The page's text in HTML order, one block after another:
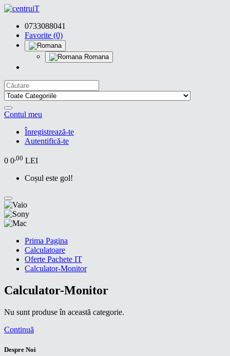
0733088041
Favorite (0)
Romana
Contul meu
Înregistrează-te
Autentifică-te
0 0,00 LEI
Coșul este gol!
Prima Pagina
Calculatoare
Oferte Pachete IT
Calculator-Monitor
Calculator-Monitor
Nu sunt produse în această categorie.
Continuă
Despre Noi